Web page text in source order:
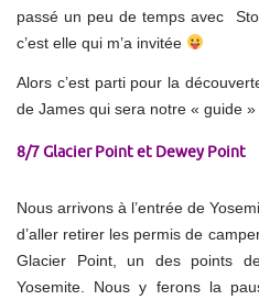
passé un peu de temps avec
c’est elle qui m’a invitée
Alors c’est parti pour la
de James qui sera notre « guide »
8/7 Glacier Point et Dewey Point
Nous arrivons à l’entrée de
d’aller retirer les permis de
Glacier Point, un des points
Yosemite. Nous y ferons la